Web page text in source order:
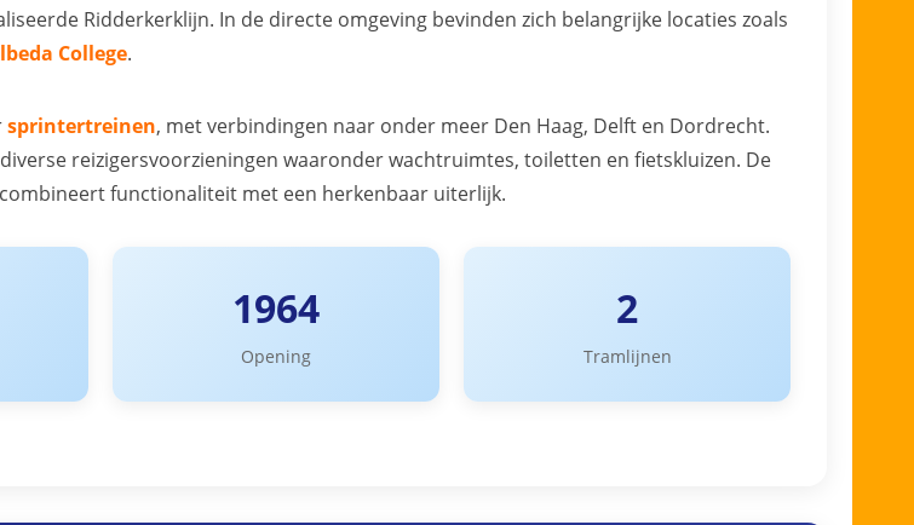
Ridderkerklijn. In de directe omgeving bevinden zich belangrijke locaties zoals
College.
sprintertreinen, met verbindingen naar onder meer Den Haag, Delft en Dordrecht.
reizigersvoorzieningen waaronder wachtruimtes, toiletten en fietskluizen. De
functionaliteit met een herkenbaar uiterlijk.
1964
Opening
2
Tramlijnen